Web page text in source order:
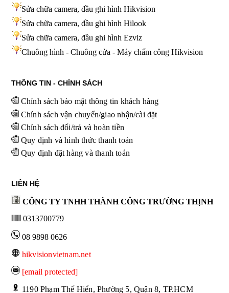
Sửa chữa camera, đầu ghi hình Hikvision
Sửa chữa camera, đầu ghi hình Hilook
Sửa chữa camera, đầu ghi hình Ezviz
Chuông hình - Chuông cửa - Máy chấm công Hikvision
THÔNG TIN - CHÍNH SÁCH
Chính sách bảo mật thông tin khách hàng
Chính sách vận chuyển/giao nhận/cài đặt
Chính sách đổi/trả và hoàn tiền
Quy định và hình thức thanh toán
Quy định đặt hàng và thanh toán
LIÊN HỆ
CÔNG TY TNHH THÀNH CÔNG TRƯỜNG THỊNH
0313700779
08 9898 0626
hikvisionvietnam.net
[email protected]
1190 Phạm Thế Hiển, Phường 5, Quận 8, TP.HCM